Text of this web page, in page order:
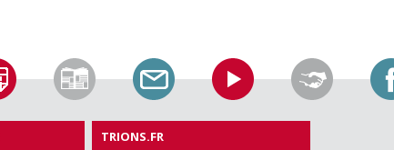
TRIONS.FR